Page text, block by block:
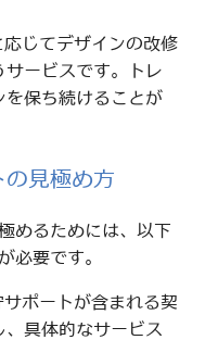
じてデザインの改修
ービスです。トレ
を保ち続けることが
の見極め方
めるためには、以下
必要です。
ポートが含まれる契
具体的なサービス